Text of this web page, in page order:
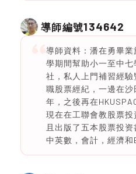
導師編號134642
導師資料：潘在勇畢
學期間幫助小一至中
社，私人上門補習經
職股票經紀，一邊在
年，之後再在
現在在工聯會教股票
且出版了五本股票投
中英數，會計，經濟和